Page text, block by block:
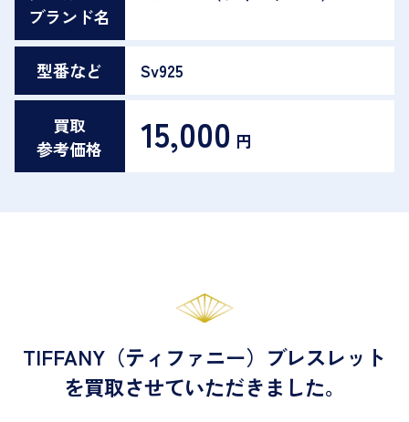
ブランド名
型番など Sv925
買取
参考価格
15,000 円
TIFFANY（ティファニー）ブレスレット
を買取させていただきました。